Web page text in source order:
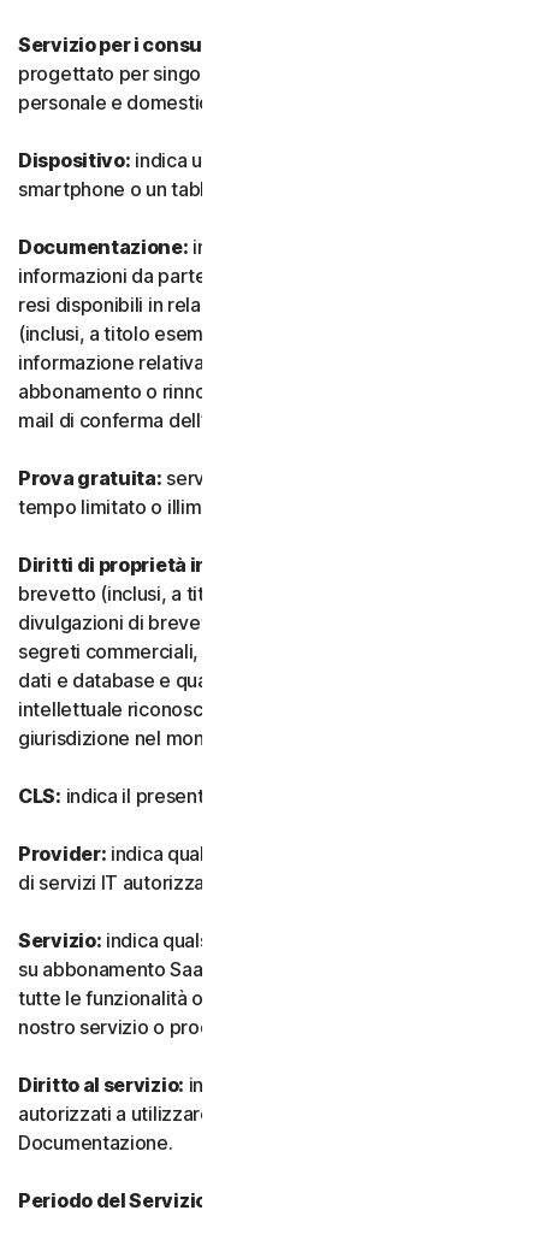
Servizio per i consumatori:
progettato per singoli consumatori e destinato all’utilizzo
personale e domestico.
Dispositivo: indica un computer, un laptop, uno
smartphone o un tablet.
Documentazione: indica tutti i documenti e le
informazioni da parte nostra che accompagnano o sono
resi disponibili in relazione al Servizio e/o al Software
(inclusi, a titolo esemplificativo e non esaustivo, qualsiasi
informazione relativa a confezione, acquisto,
abbonamento o rinnovo, come un acquisto, ricevuta o e-
mail di conferma dell’iscrizione o del rinnovo).
Prova gratuita: servizio offerto su base gratuita, a
tempo limitato o illimitato.
Diritti di proprietà intellettuale:
brevetto (inclusi, a titolo esemplificativo, domande e
divulgazioni di brevetti), invenzioni, diritti d’autore,
segreti commerciali, diritti morali, know-how, diritti su
dati e database e qualsiasi altro diritto di proprietà
intellettuale riconosciuto in qualsiasi Paese o
giurisdizione nel mondo.
CLS: indica il presente Contratto di Licenza e Servizi.
Provider: indica qualsiasi nostro rivenditore o provider
di servizi IT autorizzato.
Servizio: indica qualsiasi nostro servizio o offerta basata
su abbonamento SaaS (software as-a-service) insieme a
tutte le funzionalità o servizi associati, nonché qualsiasi
nostro servizio o prodotto una tantum.
Diritto al servizio: indica il numero e il tipo di Dispositivi
autorizzati a utilizzare il Software, come specificato nella
Documentazione.
Periodo del Servizio: